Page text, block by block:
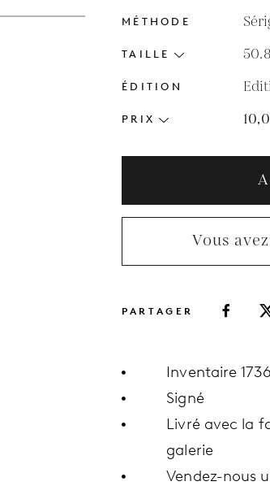
MÉTHODE
TAILLE
ÉDITION
PRIX
Vous
PARTAGER
Inventaire
Signé
Livré avec la
galerie
Vendez-nous